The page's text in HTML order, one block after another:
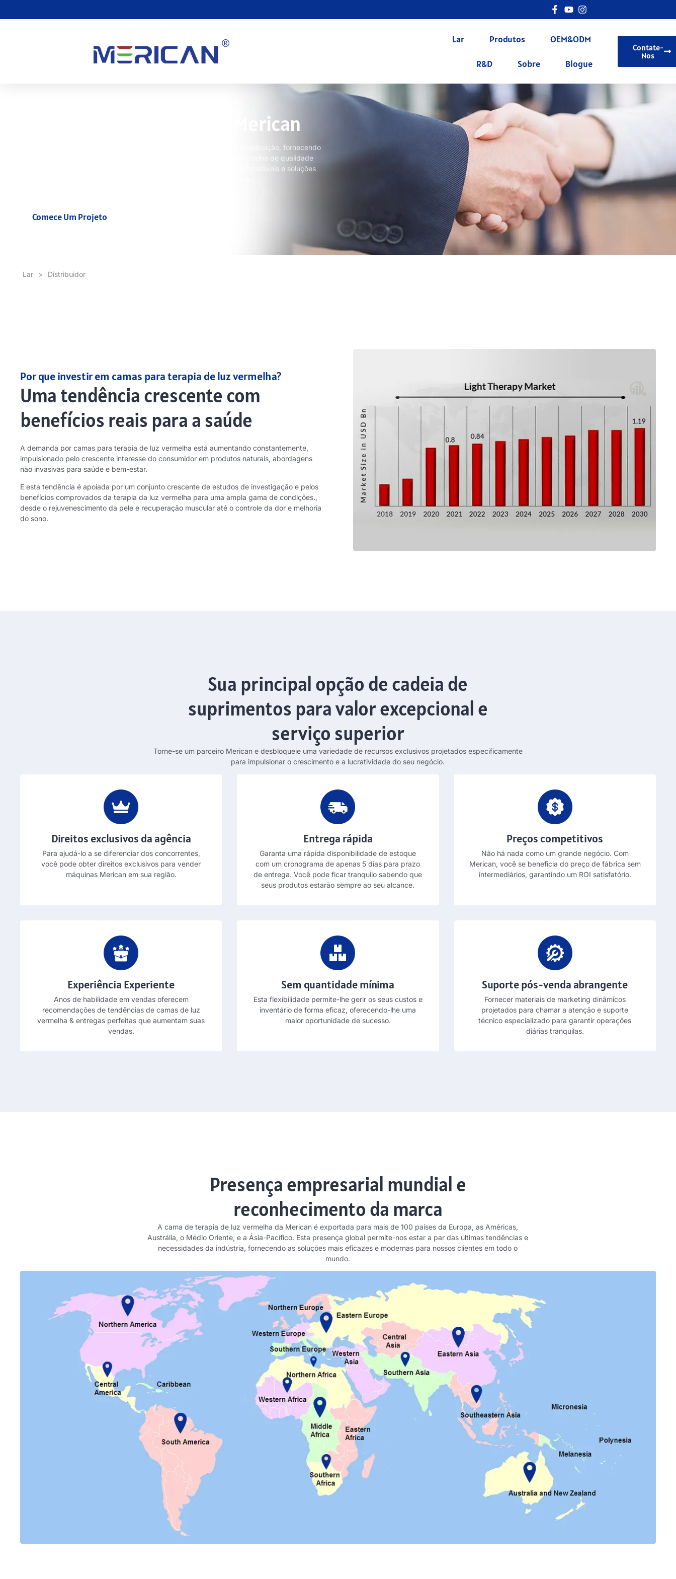
Lar Produtos OEM&ODM
R&D Sobre Blogue
Contate-
Nos
Torne-se um revendedor Merican
Expanda suas ofertas de negócios com nossa abrangente rede de distribuição, fornecendo
entrega perfeita para o seu negócio com camas de terapia de luz vermelha de qualidade
superior. Garanta que seus clientes recebam benefícios de cura incomparáveis ​​e soluções
Comece Um Projeto
Lar > Distribuidor
Por que investir em camas para terapia de luz vermelha?
Uma tendência crescente com
benefícios reais para a saúde
A demanda por camas para terapia de luz vermelha está aumentando constantemente,
impulsionado pelo crescente interesse do consumidor em produtos naturais, abordagens
não invasivas para saúde e bem-estar.
E esta tendência é apoiada por um conjunto crescente de estudos de investigação e pelos
benefícios comprovados da terapia da luz vermelha para uma ampla gama de condições.,
desde o rejuvenescimento da pele e recuperação muscular até o controle da dor e melhoria
do sono.
Sua principal opção de cadeia de
suprimentos para valor excepcional e
serviço superior
Torne-se um parceiro Merican e desbloqueie uma variedade de recursos exclusivos projetados especificamente
para impulsionar o crescimento e a lucratividade do seu negócio.
Direitos exclusivos da agência
Para ajudá-lo a se diferenciar dos concorrentes,
você pode obter direitos exclusivos para vender
máquinas Merican em sua região.
Entrega rápida
Garanta uma rápida disponibilidade de estoque
com um cronograma de apenas 5 dias para prazo
de entrega. Você pode ficar tranquilo sabendo que
seus produtos estarão sempre ao seu alcance.
Preços competitivos
Não há nada como um grande negócio. Com
Merican, você se beneficia do preço de fábrica sem
intermediários, garantindo um ROI satisfatório.
Experiência Experiente
Anos de habilidade em vendas oferecem
recomendações de tendências de camas de luz
vermelha & entregas perfeitas que aumentam suas
vendas.
Sem quantidade mínima
Esta flexibilidade permite-lhe gerir os seus custos e
inventário de forma eficaz, oferecendo-lhe uma
maior oportunidade de sucesso.
Suporte pós-venda abrangente
Fornecer materiais de marketing dinâmicos
projetados para chamar a atenção e suporte
técnico especializado para garantir operações
diárias tranquilas.
Presença empresarial mundial e
reconhecimento da marca
A cama de terapia de luz vermelha da Merican é exportada para mais de 100 países da Europa, as Américas,
Austrália, o Médio Oriente, e a Ásia-Pacífico. Esta presença global permite-nos estar a par das últimas tendências e
necessidades da indústria, fornecendo as soluções mais eficazes e modernas para nossos clientes em todo o
mundo.